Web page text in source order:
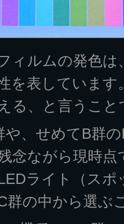
ィルムの発色
を表していま
る、と言うこと
や、せめてB群
念ながら現時
ライト（ス
群の中から選ぶ